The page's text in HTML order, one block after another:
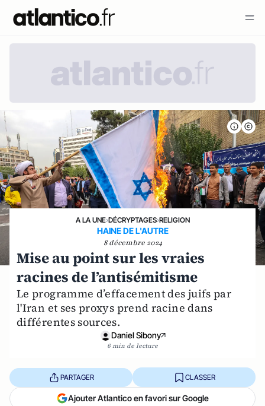
A LA UNE›DÉCRYPTAGES›RELIGION
HAINE DE L'AUTRE
8 décembre 2024
Mise au point sur les vraies
racines de l’antisémitisme
Le programme d’effacement des juifs par
l'Iran et ses proxys prend racine dans
différentes sources.
Daniel Sibony
6 min de lecture
PARTAGER CLASSER
Ajouter Atlantico en favori sur Google